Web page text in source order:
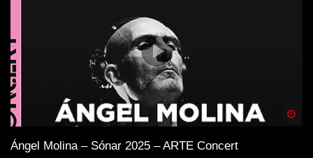
Ángel Molina – Sónar 2025 – ARTE Concert